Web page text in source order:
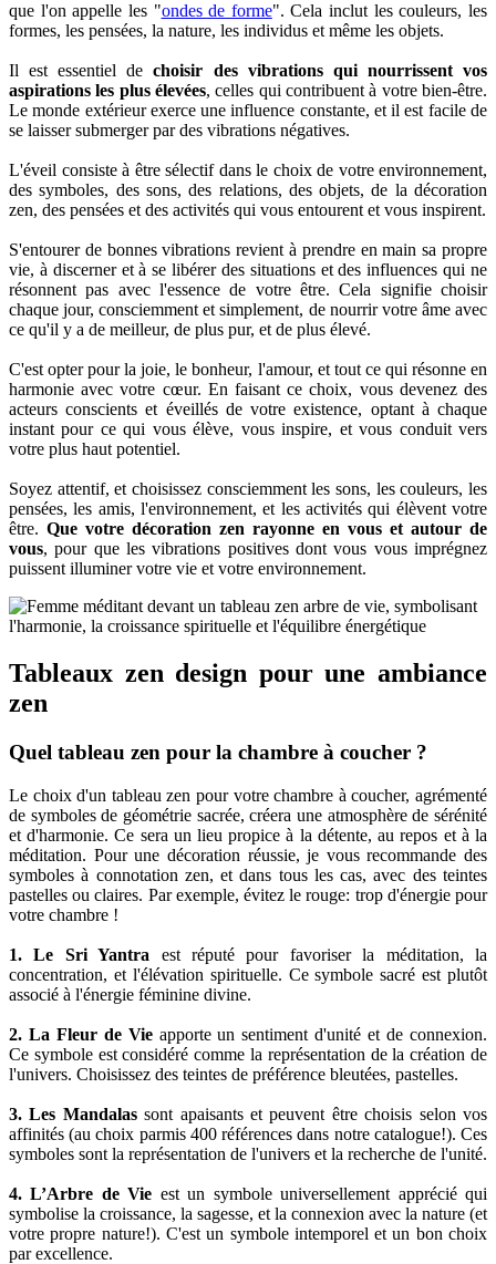
que l'on appelle les "ondes de forme". Cela inclut les couleurs, les
formes, les pensées, la nature, les individus et même les objets.
Il est essentiel dechoisir des vibrations qui nourrissent vos
aspirations les plus élevées, celles qui contribuent à votre bien-être.
Le monde extérieur exerce une influence constante, et il est facile de
se laisser submerger par des vibrations négatives.
L'éveil consiste à être sélectif dans le choix de votre environnement,
des symboles, des sons, des relations, des objets, de la décoration
zen, des pensées et des activités qui vous entourent et vous inspirent.
S'entourer de bonnes vibrations revient à prendre en main sa propre
vie, à discerner et à se libérer des situations et des influences qui ne
résonnent pas avec l'essence de votre être. Cela signifie choisir
chaque jour, consciemment et simplement, de nourrir votre âme avec
ce qu'il y a de meilleur, de plus pur, et de plus élevé.
C'est opter pour la joie, le bonheur, l'amour, et tout ce qui résonne en
harmonie avec votre cœur. En faisant ce choix, vous devenez des
acteurs conscients et éveillés de votre existence, optant à chaque
instant pour ce qui vous élève, vous inspire, et vous conduit vers
votre plus haut potentiel.
Soyez attentif, et choisissez consciemment les sons, les couleurs, les
pensées, les amis, l'environnement, et les activités qui élèvent votre
être. Que votre décoration zen rayonne en vous et autour de
vous, pour que les vibrations positives dont vous vous imprégnez
puissent illuminer votre vie et votre environnement.
Tableaux zen design pour une ambiance
zen
Quel tableau zen pour la chambre à coucher ?
Le choix d'un tableau zen pour votre chambre à coucher, agrémenté
de symboles de géométrie sacrée, créera une atmosphère de sérénité
et d'harmonie. Ce sera un lieu propice à la détente, au repos et à la
méditation. Pour une décoration réussie, je vous recommande des
symboles à connotation zen, et dans tous les cas, avec des teintes
pastelles ou claires. Par exemple, évitez le rouge: trop d'énergie pour
votre chambre !
1. Le Sri Yantra est réputé pour favoriser la méditation, la
concentration, et l'élévation spirituelle. Ce symbole sacré est plutôt
associé à l'énergie féminine divine.
2. La Fleur de Vieapporte un sentiment d'unité et de connexion.
Ce symbole est considéré comme la représentation de la création de
l'univers. Choisissez des teintes de préférence bleutées, pastelles.
3. Les Mandalassont apaisants et peuvent être choisis selon vos
affinités (au choix parmis 400 références dans notre catalogue!). Ces
symboles sont la représentation de l'univers et la recherche de l'unité.
4. L’Arbre de Vie est un symbole universellement apprécié qui
symbolise la croissance, la sagesse, et la connexion avec la nature (et
votre propre nature!). C'est un symbole intemporel et un bon choix
par excellence.